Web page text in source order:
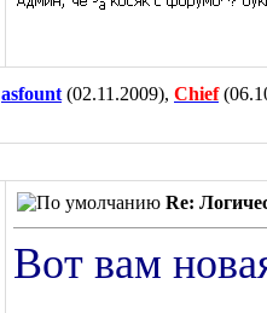
asfount (02.11.2009), Chief
Re:
Вот вам